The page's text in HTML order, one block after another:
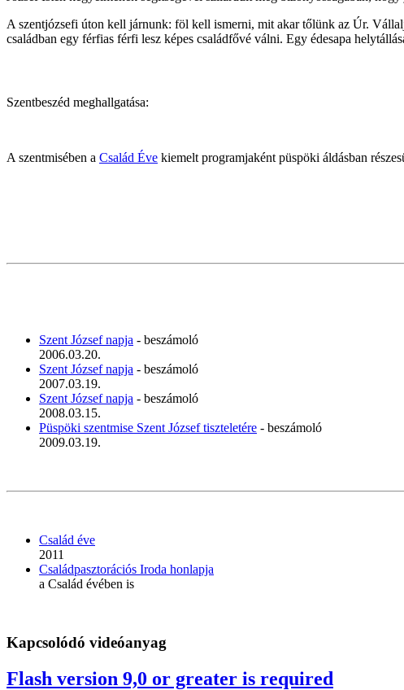
A szentjózsefi úton kell járnunk: föl kell ismerni, mit akar tőlünk az Úr.
családban egy férfias férfi lesz képes családfővé válni. Egy édesapa
Szentbeszéd meghallgatása:
A szentmisében a Család Éve kiemelt programjaként püspöki áldásban
Szent József napja - beszámoló
2006.03.20.
Szent József napja - beszámoló
2007.03.19.
Szent József napja - beszámoló
2008.03.15.
Püspöki szentmise Szent József tiszteletére - beszámoló
2009.03.19.
Család éve
2011
Családpasztorációs Iroda honlapja
a Család évében is
Kapcsolódó videóanyag
Flash version 9,0 or greater is required